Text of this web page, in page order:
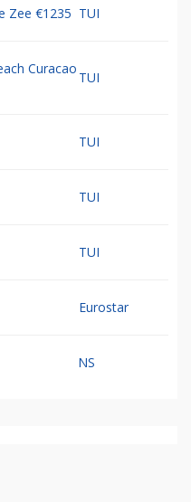
Zee €1235 TUI
Curacao
TUI
TUI
TUI
TUI
Eurostar
NS